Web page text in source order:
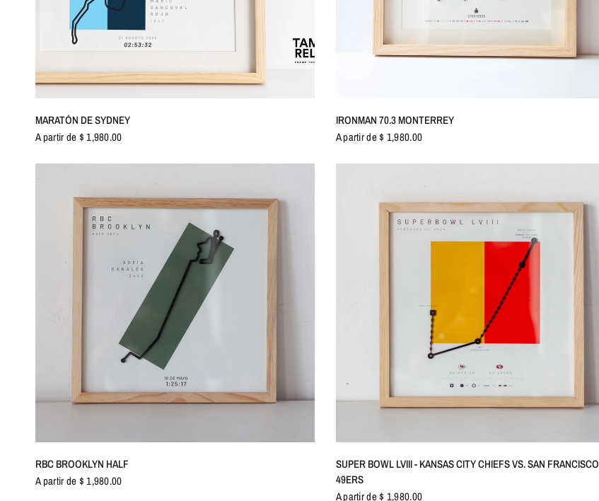
MARATÓN DE SYDNEY
A partir de $ 1,980.00
IRONMAN 70.3 MONTERREY
A partir de $ 1,980.00
RBC BROOKLYN HALF
A partir de $ 1,980.00
SUPER BOWL LVIII - KANSAS CITY CHIEFS VS. SAN FRANCISCO
49ERS
A partir de $ 1,980.00